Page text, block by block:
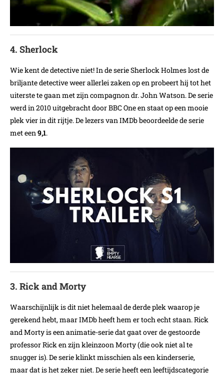
4. Sherlock
Wie kent de detective niet! In de serie Sherlock Holmes lost de
briljante detective weer allerlei zaken op en probeert hij tot het
uiterste te gaan met zijn compagnon dr. John Watson. De serie
werd in 2010 uitgebracht door BBC One en staat op een mooie
plek vier in dit rijtje. De lezers van IMDb beoordeelde de serie
met een9,1.
3. Rick and Morty
Waarschijnlijk is dit niet helemaal de derde plek waarop je
gerekend hebt, maar IMDb heeft hem er toch echt staan. Rick
and Morty is een animatie-serie dat gaat over de gestoorde
professor Rick en zijn kleinzoon Morty (die ook niet al te
snugger is). De serie klinkt misschien als een kinderserie,
maar dat is het zeker niet. De serie heeft een leeftijdscategorie